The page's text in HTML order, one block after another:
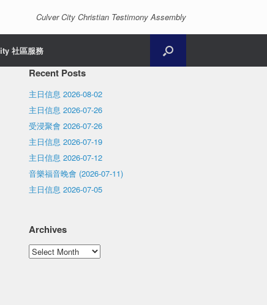
Culver City Christian Testimony Assembly
社區服務
Recent Posts
主日信息 2026-08-02
主日信息 2026-07-26
受浸聚會 2026-07-26
主日信息 2026-07-19
主日信息 2026-07-12
音樂福音晚會 (2026-07-11)
主日信息 2026-07-05
Archives
Archives